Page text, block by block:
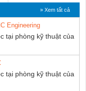
» Xem tất cả
Engineering
tại phòng kỹ thuật của
tại phòng kỹ thuật của